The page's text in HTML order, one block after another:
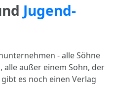
Jugend-
- alle Söhne
außer einem Sohn, der
es noch einen Verlag